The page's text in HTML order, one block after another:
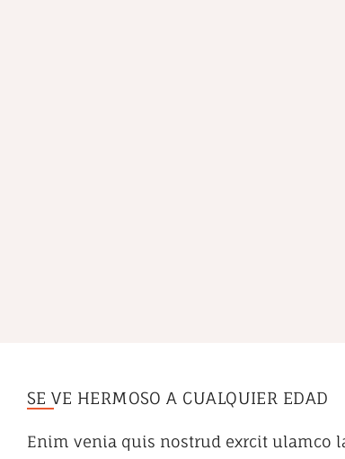
SE VE HERMOSO A CUALQUIER EDAD
Enim venia quis nostrud exrcit ulamco